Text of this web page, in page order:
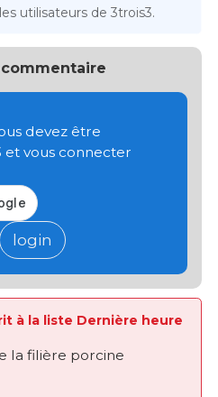
utilisateurs de 3trois3.
devez être
et vous connecter
login
à la liste Dernière heure
la filière porcine